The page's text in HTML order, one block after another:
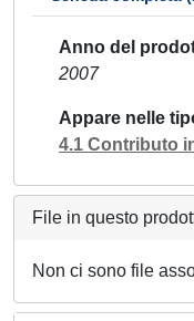
Anno del
2007
Appare nelle
4.1 Contributo
File in questo
Non ci sono file